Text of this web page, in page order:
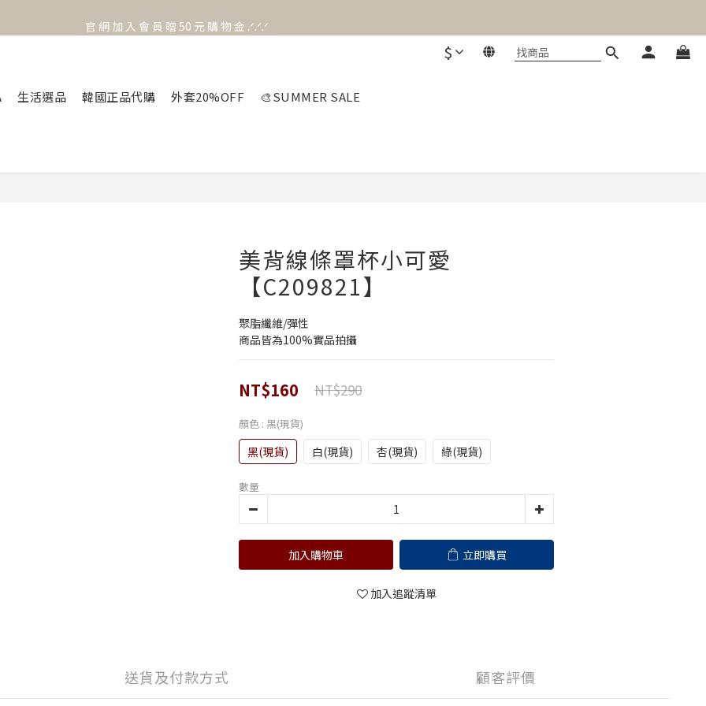
官 網 加 入 會 員 贈 50 元 購 物 金 .ᐟ.ᐟ.ᐟ
官 網 加 入 會 員 贈 50 元 購 物 金 .ᐟ.ᐟ.ᐟ
官 網 加 入 會 員 贈 50 元 購 物 金 .ᐟ.ᐟ.ᐟ
$
生活選品 韓國正品代購 外套20%OFF 🎨SUMMER SALE
美背線條罩杯小可愛
【C209821】
聚脂纖維/彈性
商品皆為100%實品拍攝
NT$160 NT$290
顏色 : 黑(現貨)
黑(現貨) 白(現貨) 杏(現貨) 綠(現貨)
數量
加入購物車 立即購買
加入追蹤清單
送貨及付款方式 顧客評價